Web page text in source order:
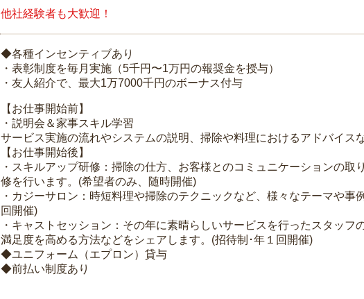
他社経験者も大歓迎！
◆各種インセンティブあり
・表彰制度を毎月実施（5千円〜1万円の報奨金を授与）
・友人紹介で、最大1万7000千円のボーナス付与
【お仕事開始前】
・説明会＆家事スキル学習
サービス実施の流れやシステムの説明、掃除や料理におけるアドバイス
【お仕事開始後】
・スキルアップ研修：掃除の仕方、お客様とのコミュニケーションの
修を行います。(希望者のみ、随時開催)
・カジーサロン：時短料理や掃除のテクニックなど、様々なテーマや事
回開催)
・キャストセッション：その年に素晴らしいサービスを行ったスタッ
満足度を高める方法などをシェアします。(招待制･年１回開催)
◆ユニフォーム（エプロン）貸与
◆前払い制度あり